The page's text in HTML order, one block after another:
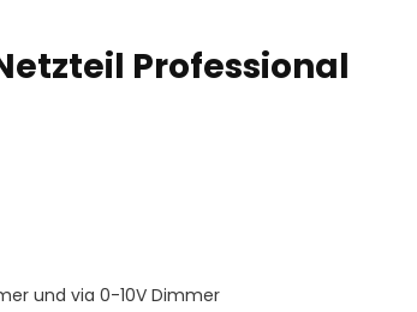
Professional
und via 0-10V Dimmer